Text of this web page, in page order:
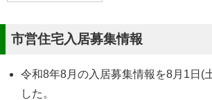
市営住宅入居募集情報
令和8年8月の入居募集情報を8月1日(
した。